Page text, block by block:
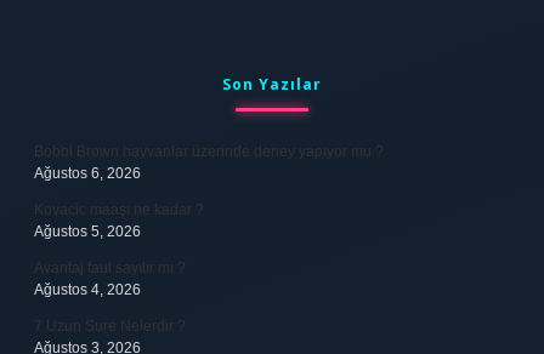
Son Yazılar
Bobbi Brown hayvanlar üzerinde deney yapıyor mu ?
Ağustos 6, 2026
Kovacic maaşı ne kadar ?
Ağustos 5, 2026
Avantaj faul sayılır mı ?
Ağustos 4, 2026
7 Uzun Sure Nelerdir ?
Ağustos 3, 2026